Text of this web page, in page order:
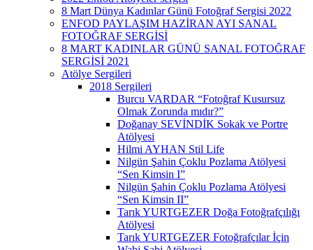
8 Mart Dünya Kadınlar Günü Fotoğraf Sergisi 2022
ENFOD PAYLAŞIM HAZİRAN AYI SANAL
FOTOĞRAF SERGİSİ
8 MART KADINLAR GÜNÜ SANAL FOTOĞRAF
SERGİSİ 2021
Atölye Sergileri
2018 Sergileri
Burcu VARDAR “Fotoğraf Kusursuz
Olmak Zorunda mıdır?”
Doğanay SEVİNDİK Sokak ve Portre
Atölyesi
Hilmi AYHAN Stil Life
Nilgün Şahin Çoklu Pozlama Atölyesi
“Sen Kimsin I”
Nilgün Şahin Çoklu Pozlama Atölyesi
“Sen Kimsin II”
Tarık YURTGEZER Doğa Fotoğrafçılığı
Atölyesi
Tarık YURTGEZER Fotoğrafçılar İçin